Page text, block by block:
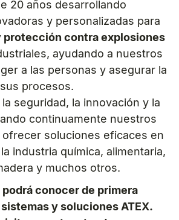
20 años desarrollando
y personalizadas para
protección contra explosiones
ayudando a nuestros
a las personas y asegurar la
procesos.
seguridad, la innovación y la
continuamente nuestros
soluciones eficaces en
industria química, alimentaria,
y muchos otros.
podrá conocer de primera
y soluciones ATEX.